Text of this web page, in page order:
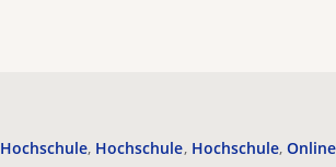
Hochschule Hochschule Hochschule